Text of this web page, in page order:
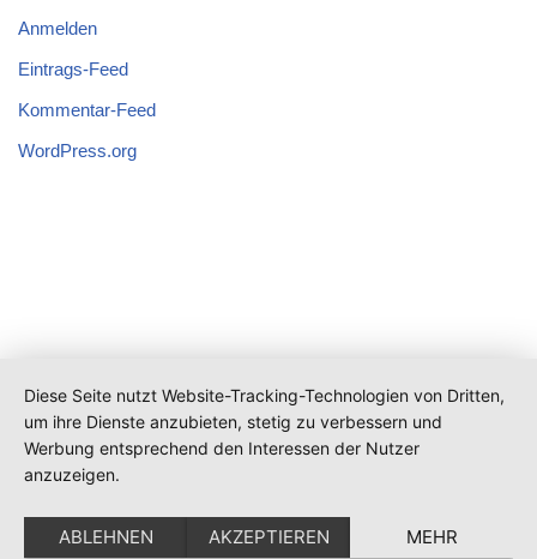
Anmelden
Eintrags-Feed
Kommentar-Feed
WordPress.org
Diese Seite nutzt Website-Tracking-Technologien von Dritten,
um ihre Dienste anzubieten, stetig zu verbessern und
Werbung entsprechend den Interessen der Nutzer
anzuzeigen.
ABLEHNEN AKZEPTIEREN MEHR